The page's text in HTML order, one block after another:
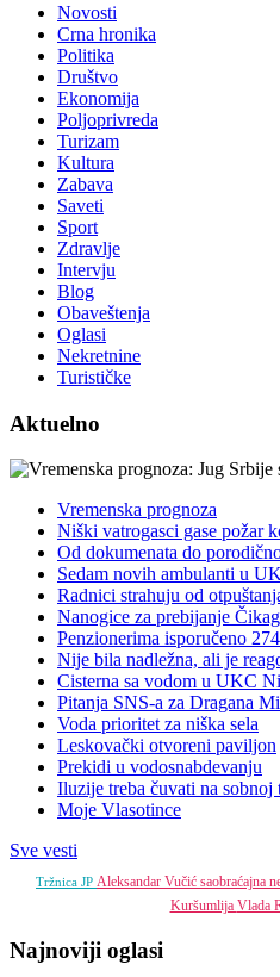
Novosti
Crna hronika
Politika
Društvo
Ekonomija
Poljoprivreda
Turizam
Kultura
Zabava
Saveti
Sport
Zdravlje
Intervju
Blog
Obaveštenja
Oglasi
Nekretnine
Turističke
Aktuelno
Vremenska prognoza
Niški vatrogasci gase požar
Od dokumenata do
Sedam novih ambulanti u
Radnici strahuju od
Nanogice za prebijanje
Penzionerima isporučeno
Nije bila nadležna, ali je
Cisterna sa vodom u UKC
Pitanja SNS-a za Dragana
Voda prioritet za niška sela
Leskovački otvoreni paviljon
Prekidi u vodosnabdevanju
Iluzije treba čuvati na sobnoj
Moje Vlasotince
Sve vesti
Tržnica JP Aleksandar Vučić saobraćajna
Kuršumlija Vlada
Najnoviji oglasi